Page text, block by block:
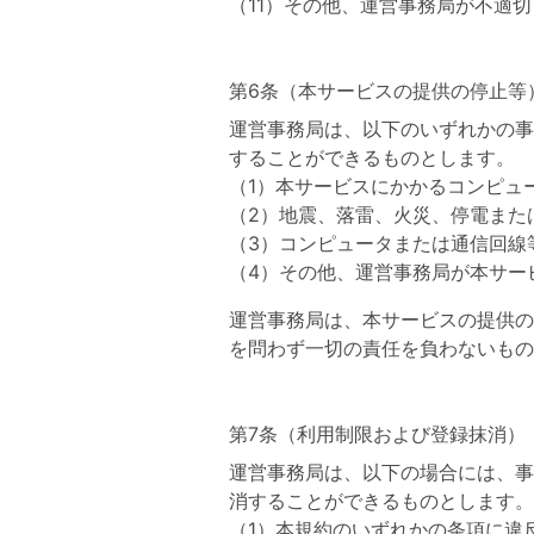
その他、運営事務局が不適
第6条（本サービスの提供の停止等
運営事務局は、以下のいずれかの
することができるものとします。
本サービスにかかるコンピュ
地震、落雷、火災、停電ま
コンピュータまたは通信回
その他、運営事務局が本サ
運営事務局は、本サービスの提供
を問わず一切の責任を負わないも
第7条（利用制限および登録抹消）
運営事務局は、以下の場合には、
消することができるものとします。
本規約のいずれかの条項に違